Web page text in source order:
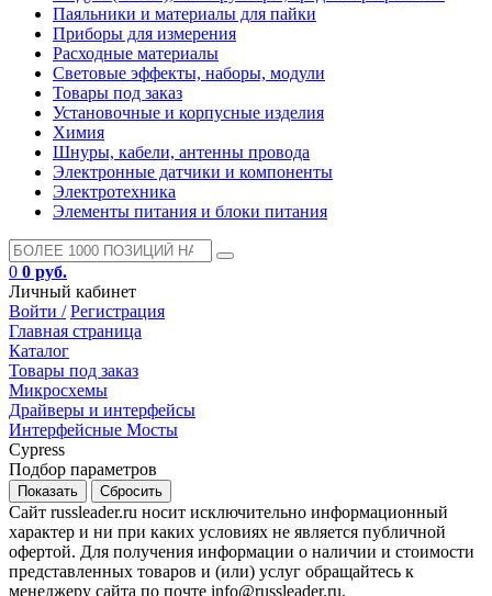
Паяльники и материалы для пайки
Приборы для измерения
Расходные материалы
Световые эффекты, наборы, модули
Товары под заказ
Установочные и корпусные изделия
Химия
Шнуры, кабели, антенны провода
Электронные датчики и компоненты
Электротехника
Элементы питания и блоки питания
0 0 руб.
Личный кабинет
Войти / Регистрация
Главная страница
Каталог
Товары под заказ
Микросхемы
Драйверы и интерфейсы
Интерфейсные Мосты
Cypress
Подбор параметров
Сайт russleader.ru носит исключительно информационный
характер и ни при каких условиях не является публичной
офертой. Для получения информации о наличии и стоимости
представленных товаров и (или) услуг обращайтесь к
менеджеру сайта по почте info@russleader.ru.